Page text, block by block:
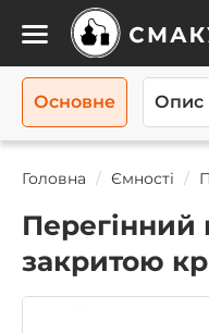
Каталог
Головна Ємності
Перегінний
закритою
Основне Опис